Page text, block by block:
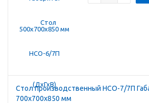
Стол производственный HCO-7/7П
700х700х850 мм